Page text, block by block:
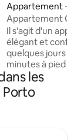
sur la
Appartement ⋅
Appartement
Il s'agit d'un
élégant et
quelques jours de
minutes à pied du
de fenêtres
installées pour un
plus confortable.
les
Porto